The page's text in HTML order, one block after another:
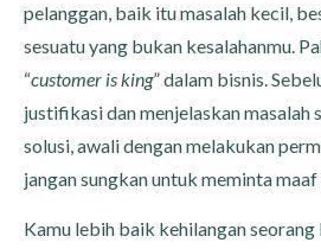
pelanggan, baik itu masalah kecil,
sesuatu yang bukan kesalahanmu.
“customer is king” dalam bisnis.
justifikasi dan menjelaskan masalah
solusi, awali dengan melakukan
jangan sungkan untuk meminta
Kamu lebih baik kehilangan seorang